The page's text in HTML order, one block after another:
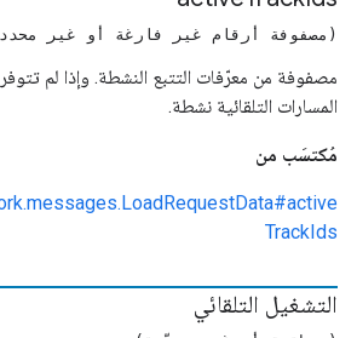
(مصفوفة أرقام غير فارغة أو غير
مصفوفة من معرّفات التتبع النشطة. وإذا لم
المسارات التلقائية نشطة.
مُكتسَب من
TrackIds
التشغيل التلقائي